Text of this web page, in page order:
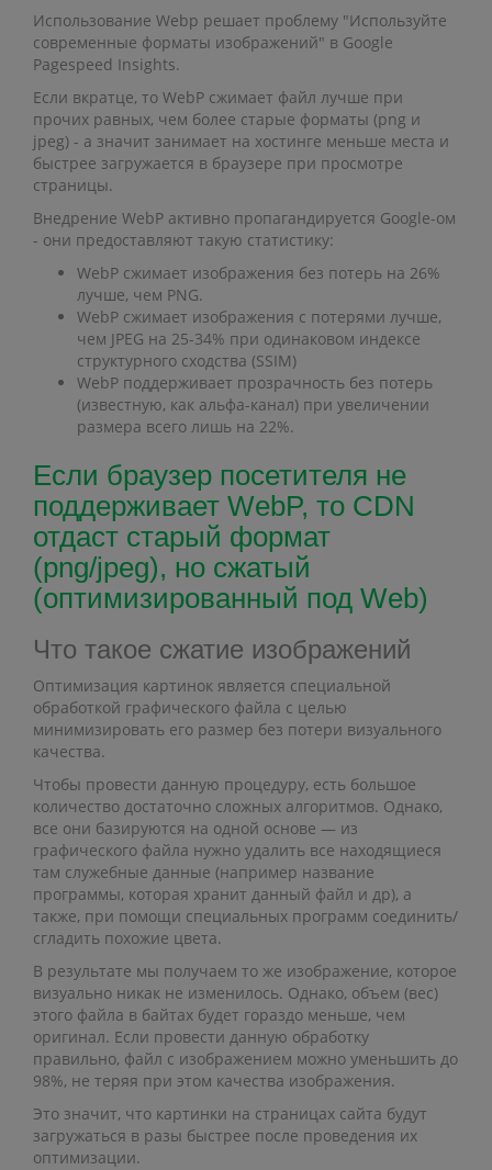
Использование Webp решает проблему "Используйте
современные форматы изображений" в Google
Pagespeed Insights.
Если вкратце, то WebP сжимает файл лучше при
прочих равных, чем более старые форматы (png и
jpeg) - а значит занимает на хостинге меньше места и
быстрее загружается в браузере при просмотре
страницы.
Внедрение WebP активно пропагандируется Google-ом
- они предоставляют такую статистику:
WebP сжимает изображения без потерь на 26%
лучше, чем PNG.
WebP сжимает изображения с потерями лучше,
чем JPEG на 25-34% при одинаковом индексе
структурного сходства (SSIM)
WebP поддерживает прозрачность без потерь
(известную, как альфа-канал) при увеличении
размера всего лишь на 22%.
Если браузер посетителя не
поддерживает WebP, то CDN
отдаст старый формат
(png/jpeg), но сжатый
(оптимизированный под Web)
Что такое сжатие изображений
Оптимизация картинок является специальной
обработкой графического файла с целью
минимизировать его размер без потери визуального
качества.
Чтобы провести данную процедуру, есть большое
количество достаточно сложных алгоритмов. Однако,
все они базируются на одной основе — из
графического файла нужно удалить все находящиеся
там служебные данные (например название
программы, которая хранит данный файл и др), а
также, при помощи специальных программ соединить/
сгладить похожие цвета.
В результате мы получаем то же изображение, которое
визуально никак не изменилось. Однако, объем (вес)
этого файла в байтах будет гораздо меньше, чем
оригинал. Если провести данную обработку
правильно, файл с изображением можно уменьшить до
98%, не теряя при этом качества изображения.
Это значит, что картинки на страницах сайта будут
загружаться в разы быстрее после проведения их
оптимизации.